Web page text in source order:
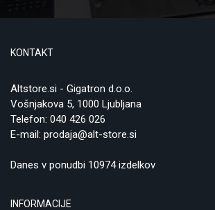
KONTAKT
Altstore.si - Gigatron d.o.o.
Vošnjakova 5, 1000 Ljubljana
Telefon: 040 426 026
E-mail: prodaja@alt-store.si
Danes v ponudbi 10974 izdelkov
INFORMACIJE